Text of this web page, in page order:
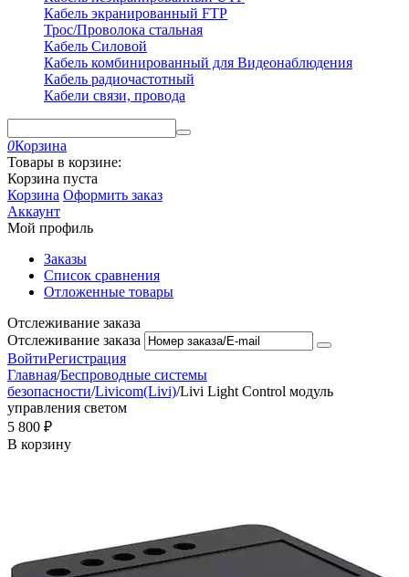
Кабель экранированный FTP
Трос/Проволока стальная
Кабель Силовой
Кабель комбинированный для Видеонаблюдения
Кабель радиочастотный
Кабели связи, провода
0Корзина
Товары в корзине:
Корзина пуста
Корзина Оформить заказ
Аккаунт
Мой профиль
Заказы
Список сравнения
Отложенные товары
Отслеживание заказа
Отслеживание заказа
ВойтиРегистрация
Главная/Беспроводные системы
безопасности/Livicom(Livi)/Livi Light Control модуль
управления светом
5 800 ₽
В корзину